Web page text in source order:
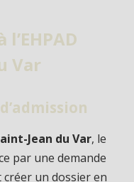
Var
Jean du Var, le
par une demande
un dossier en